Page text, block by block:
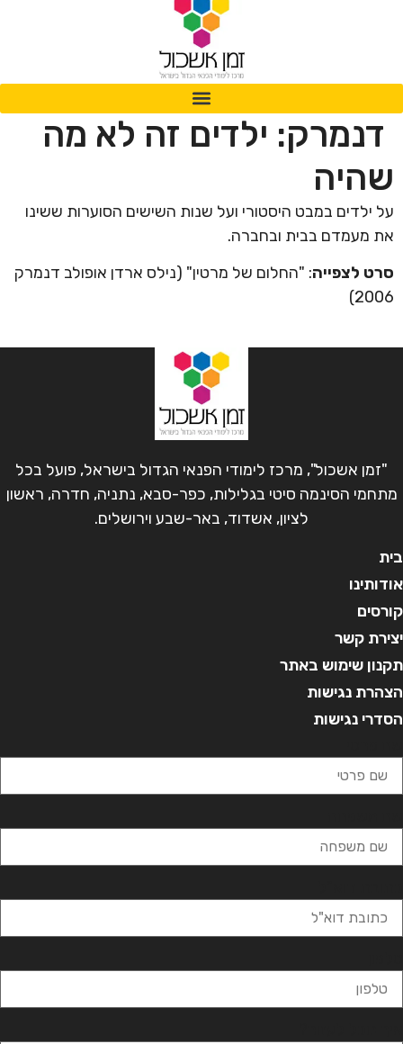
דנמרק: ילדים זה לא מה
שהיה
על ילדים במבט היסטורי ועל שנות השישים הסוערות ששינו
את מעמדם בבית ובחברה.
סרט לצפייה: "החלום של מרטין" (נילס ארדן אופולב דנמרק
2006)
"זמן אשכול", מרכז לימודי הפנאי הגדול בישראל, פועל בכל
מתחמי הסינמה סיטי בגלילות, כפר-סבא, נתניה, חדרה, ראשון
לציון, אשדוד, באר-שבע וירושלים.
קשר
שימוש באתר
נגישות
נגישות